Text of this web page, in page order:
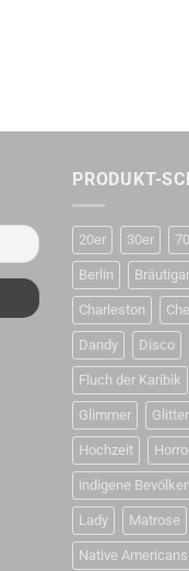
PRODUKT-
20er 30er
Berlin
Charleston
Dandy Disco
Fluch der Karibik
Glimmer Glitter
Hochzeit
indigene
Lady Matrose
Native Americans